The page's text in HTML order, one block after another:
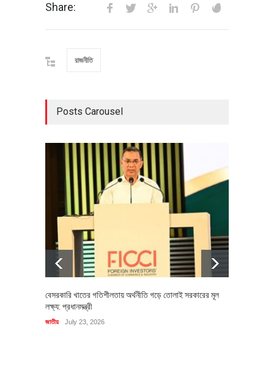
Share:
রাজনীতি
Posts Carousel
বেসরকারি খাতের গতিশীলতায় অর্থনীতি গড়ে তোলাই সরকারের মূল
লক্ষ্য: প্রধানমন্ত্রী
জাতীয় July 23, 2026